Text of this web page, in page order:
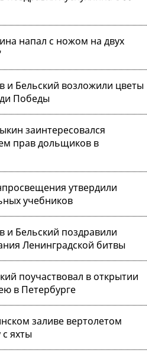
напал с ножом на двух
и Бельский возложили цветы
Победы
заинтересовался
прав дольщиков в
утвердили
учебников
и Бельский поздравили
Ленинградской битвы
поучаствовал в открытии
в Петербурге
заливе вертолетом
яхты